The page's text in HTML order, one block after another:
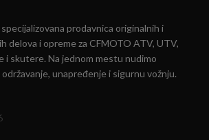
prodavnica originalnih i
delova i opreme za CFMOTO ATV, UTV,
i skutere. Na jednom mestu nudimo
unapređenje i sigurnu vožnju.